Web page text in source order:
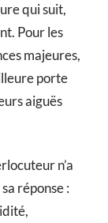
qui suit,
Pour les
majeures,
porte
aiguës
n’a
réponse :